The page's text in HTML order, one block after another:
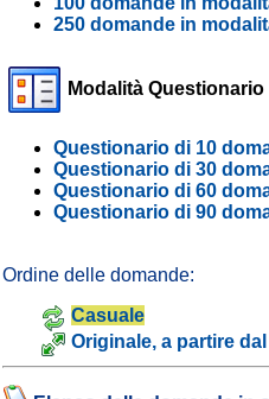
250 domande in
Modalità Questionario
Questionario di 10
Questionario di 30
Questionario di 60
Questionario di 90
Ordine delle domande:
Casuale
Originale, a partire